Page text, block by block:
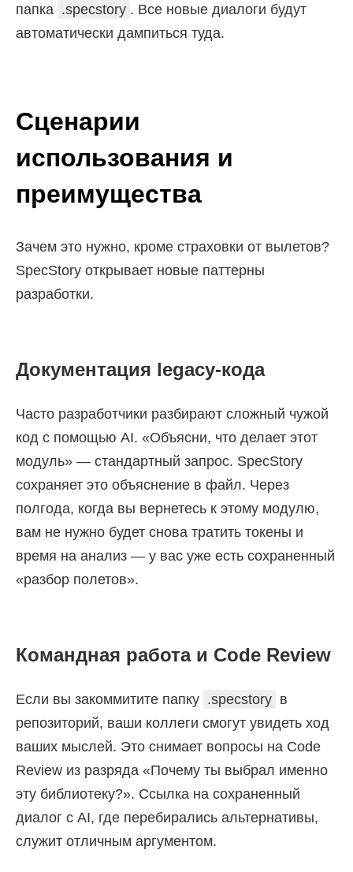
папка .specstory . Все новые диалоги будут
автоматически дампиться туда.
Сценарии
использования и
преимущества
Зачем это нужно, кроме страховки от вылетов?
SpecStory открывает новые паттерны
разработки.
Документация legacy-кода
Часто разработчики разбирают сложный чужой
код с помощью AI. «Объясни, что делает этот
модуль» — стандартный запрос. SpecStory
сохраняет это объяснение в файл. Через
полгода, когда вы вернетесь к этому модулю,
вам не нужно будет снова тратить токены и
время на анализ — у вас уже есть сохраненный
«разбор полетов».
Командная работа и Code Review
Если вы закоммитите папку .specstory в
репозиторий, ваши коллеги смогут увидеть ход
ваших мыслей. Это снимает вопросы на Code
Review из разряда «Почему ты выбрал именно
эту библиотеку?». Ссылка на сохраненный
диалог с AI, где перебирались альтернативы,
служит отличным аргументом.